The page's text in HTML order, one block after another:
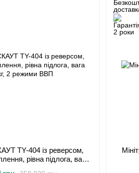
TY-404 із реверсом,
рівна підлога, вага